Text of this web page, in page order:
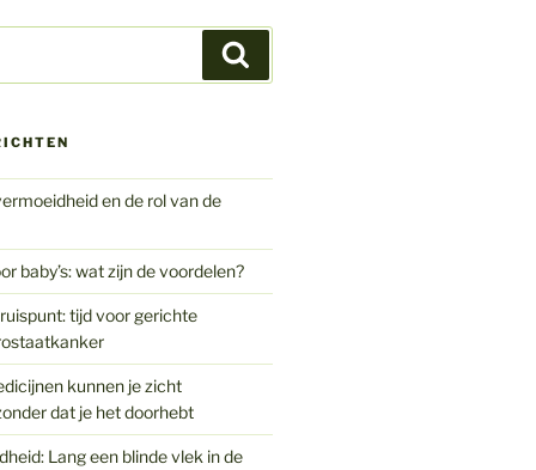
en de rol van de
baby’s: wat zijn de voordelen?
tijd voor gerichte
kunnen je zicht
dat je het doorhebt
Lang een blinde vlek in de